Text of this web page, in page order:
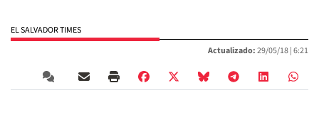
EL SALVADOR TIMES
Actualizado:29/05/18 |6:21